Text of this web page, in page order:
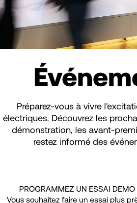
Préparez-vous à vivre
électriques. Découvrez les
démonstration, les avant-
restez informé des
PROGRAMMEZ UN ESSAI
Vous souhaitez faire un essai plus